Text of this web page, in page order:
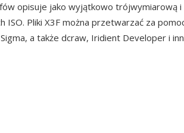
opisuje jako wyjątkowo trójwymiarową i
ISO. Pliki X3F można przetwarzać za
a także dcraw, Iridient Developer i